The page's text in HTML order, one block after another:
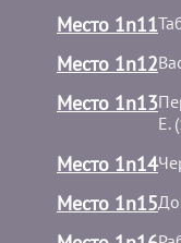
Место 1n11
Место 1n12
Место 1n13
Е.
Место 1n14
Место 1n15